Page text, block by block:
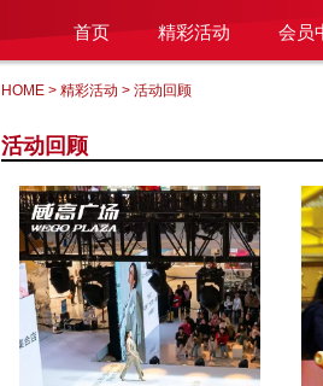
首页 精彩活动 会员
HOME > 精彩活动 > 活动回顾
活动回顾